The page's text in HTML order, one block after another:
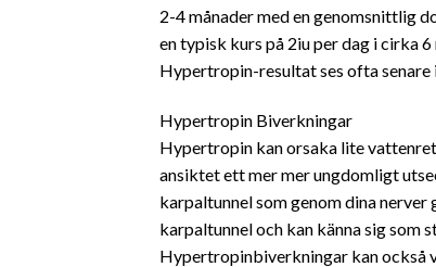
2-4 månader med en genomsnittlig
en typisk kurs på 2iu per dag i cirka
Hypertropin-resultat ses ofta senare
Hypertropin Biverkningar
Hypertropin kan orsaka lite
ansiktet ett mer mer ungdomligt
karpaltunnel som genom dina
karpaltunnel och kan känna sig som
Hypertropinbiverkningar kan också